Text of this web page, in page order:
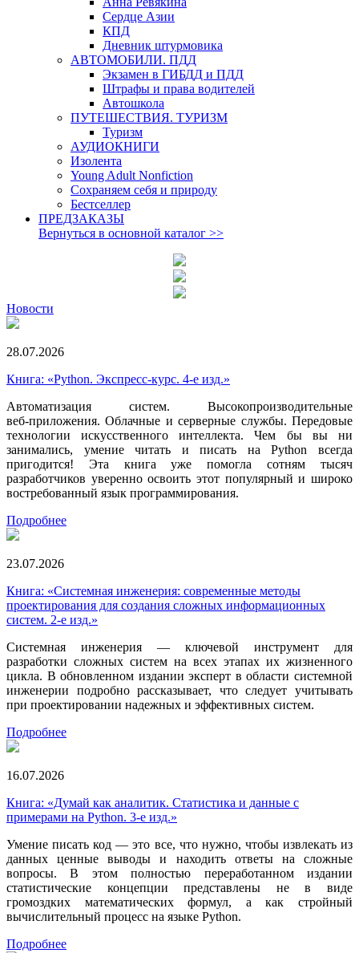
Сердце Азии
КПД
Дневник штурмовика
АВТОМОБИЛИ. ПДД
Экзамен в ГИБДД и ПДД
Штрафы и права водителей
Автошкола
ПУТЕШЕСТВИЯ. ТУРИЗМ
Туризм
АУДИОКНИГИ
Изолента
Young Adult Nonfiction
Сохраняем себя и природу
Бестселлер
ПРЕДЗАКАЗЫ
Вернуться в основной каталог >>
Новости
28.07.2026
Книга: «Python. Экспресс‑курс. 4-е изд.»
Автоматизация систем. Высокопроизводительные
веб‑приложения. Облачные и серверные службы. Передовые
технологии искусственного интеллекта. Чем бы вы ни
занимались, умение читать и писать на Python всегда
пригодится! Эта книга уже помогла сотням тысяч
разработчиков уверенно освоить этот популярный и широко
востребованный язык программирования.
Подробнее
23.07.2026
Книга: «Системная инженерия: современные методы
проектирования для создания сложных информационных
систем. 2-е изд.»
Системная инженерия — ключевой инструмент для
разработки сложных систем на всех этапах их жизненного
цикла. В обновленном издании эксперт в области системной
инженерии подробно рассказывает, что следует учитывать
при проектировании надежных и эффективных систем.
Подробнее
16.07.2026
Книга: «Думай как аналитик. Статистика и данные с
примерами на Python. 3-е изд.»
Умение писать код — это все, что нужно, чтобы извлекать из
данных ценные выводы и находить ответы на сложные
вопросы. В этом полностью переработанном издании
статистические концепции представлены не в виде
громоздких математических формул, а как стройный
вычислительный процесс на языке Python.
Подробнее